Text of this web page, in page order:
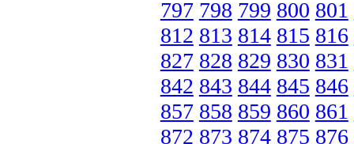
797 798 799 800 801
812 813 814 815 816
827 828 829 830 831
842 843 844 845 846
857 858 859 860 861
872 873 874 875 876